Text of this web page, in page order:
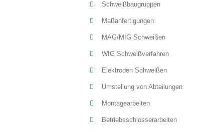
Schweißbaugruppen
Maßanfertigungen
MAG/MIG Schweißen
WIG Schweißverfahren
Elektroden Schweißen
Umstellung von Abteilungen
Montagearbeiten
Betriebsschlosserarbeiten